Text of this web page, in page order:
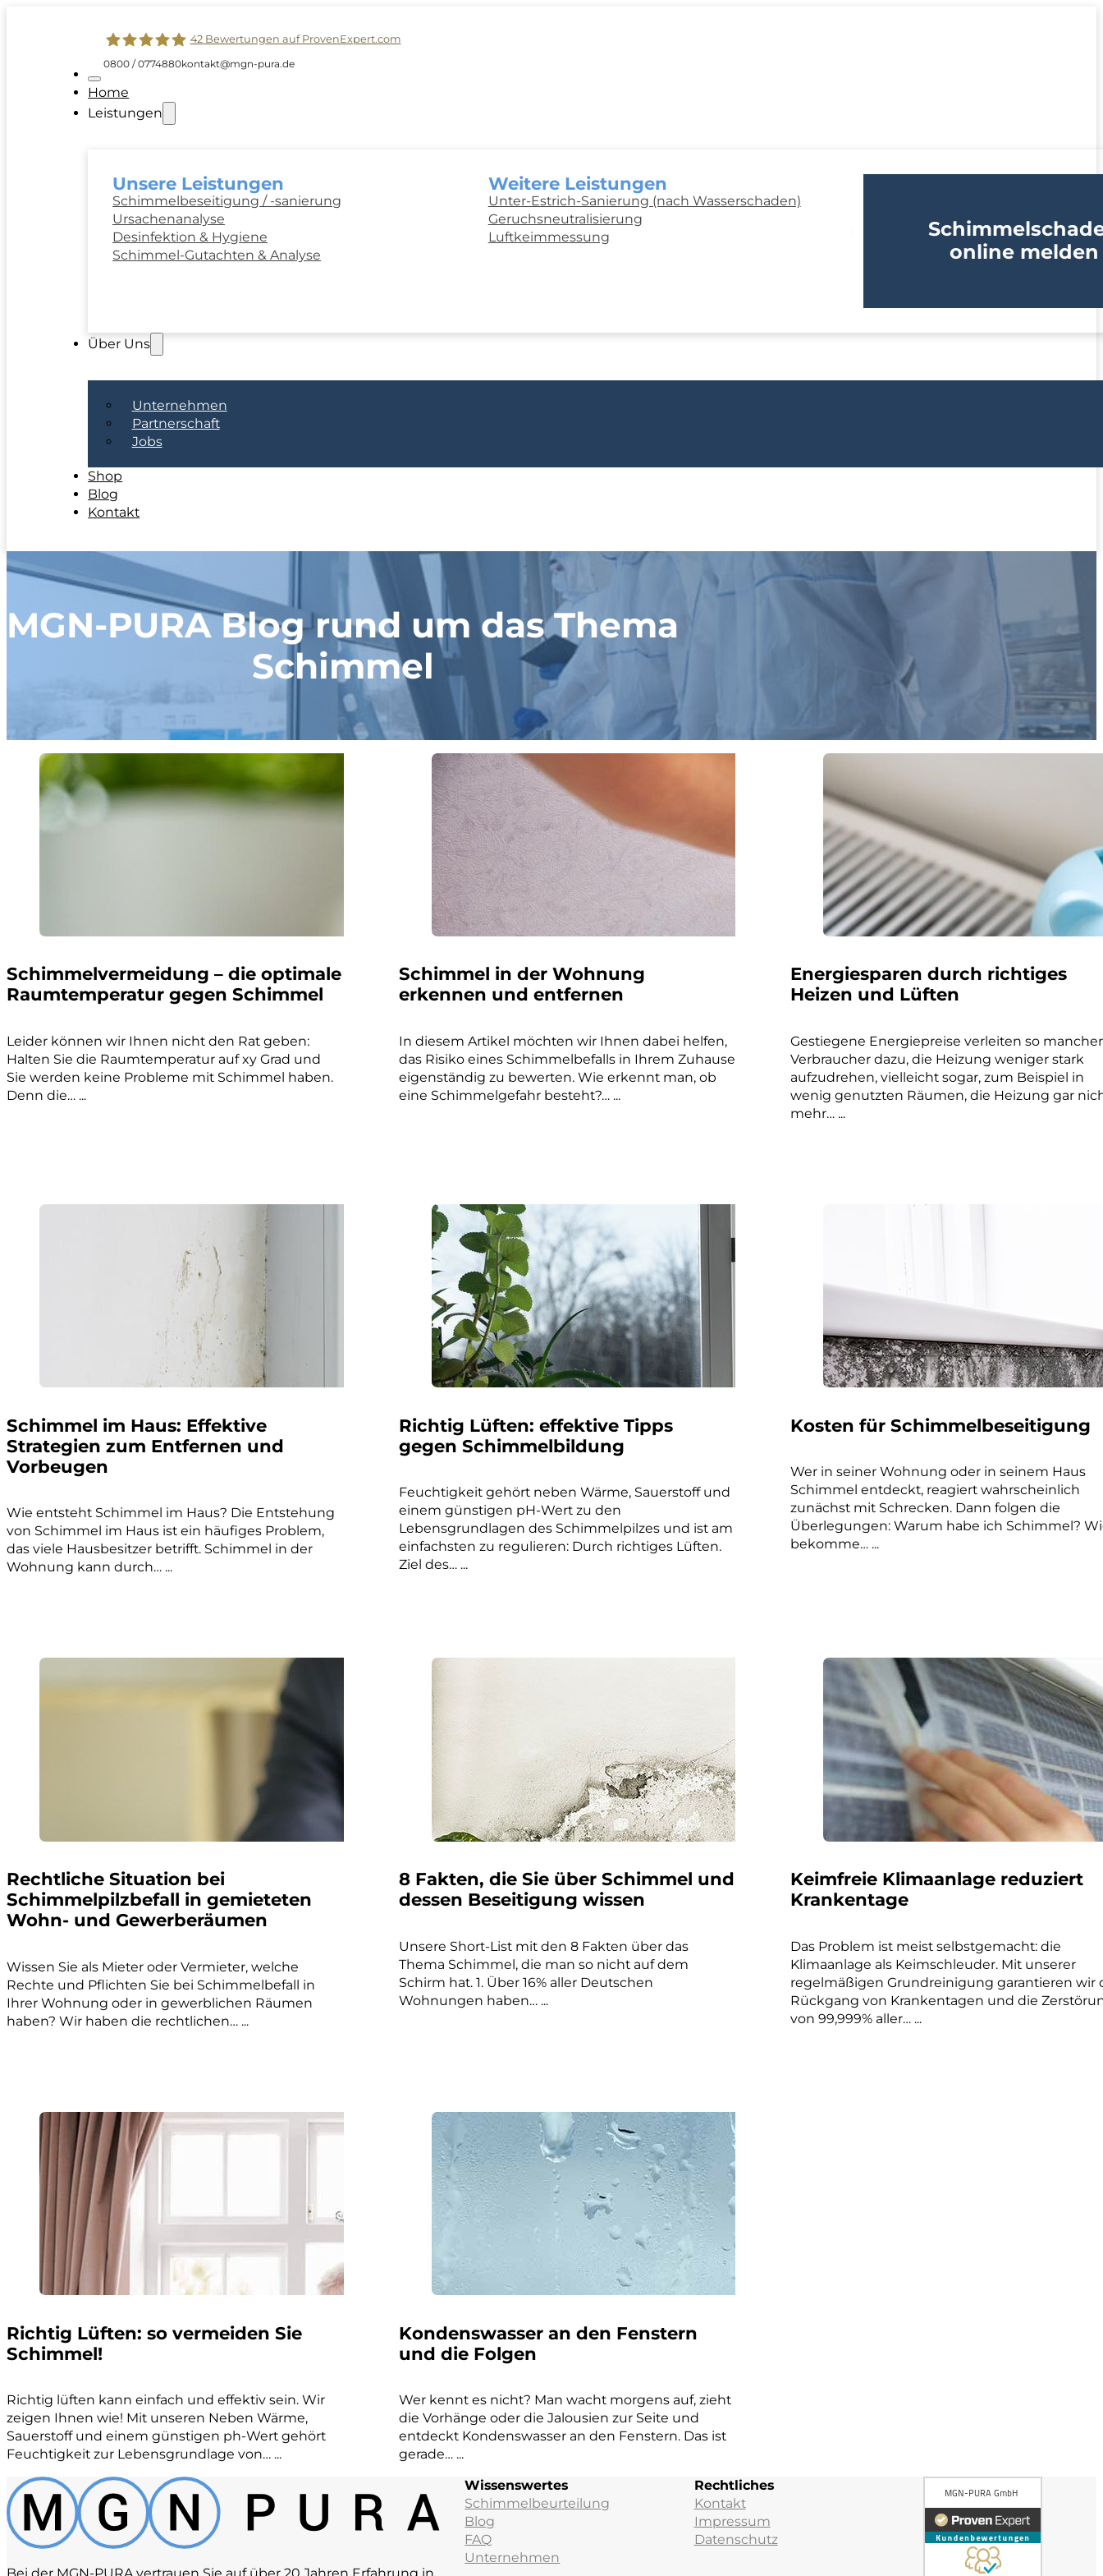
MGN-PURA GmbH
42Bewertungen auf ProvenExpert.com
0800 / 0774880kontakt@mgn-pura.de
Home
Leistungen
Unsere Leistungen
Schimmelbeseitigung / -sanierung
Ursachenanalyse
Desinfektion & Hygiene
Schimmel-Gutachten & Analyse
Weitere Leistungen
Unter-Estrich-Sanierung (nach Wasserschaden)
Geruchsneutralisierung
Luftkeimmessung
online melden
Über Uns
Unternehmen
Partnerschaft
Jobs
Shop
Blog
Kontakt
MGN-PURA Blog rund um das Thema
Schimmel
Schimmelvermeidung – die optimale
Raumtemperatur gegen Schimmel
Leider können wir Ihnen nicht den Rat geben:
Halten Sie die Raumtemperatur auf xy Grad und
Sie werden keine Probleme mit Schimmel haben.
Denn die… ...
Schimmel in der Wohnung
erkennen und entfernen
In diesem Artikel möchten wir Ihnen dabei helfen,
das Risiko eines Schimmelbefalls in Ihrem Zuhause
eigenständig zu bewerten. Wie erkennt man, ob
eine Schimmelgefahr besteht?… ...
Energiesparen durch richtiges
Heizen und Lüften
Gestiegene Energiepreise verleiten so
Verbraucher dazu, die Heizung weniger stark
aufzudrehen, vielleicht sogar, zum Beispiel in
wenig genutzten Räumen, die Heizung gar
mehr… ...
Schimmel im Haus: Effektive
Strategien zum Entfernen und
Vorbeugen
Wie entsteht Schimmel im Haus? Die Entstehung
von Schimmel im Haus ist ein häufiges Problem,
das viele Hausbesitzer betrifft. Schimmel in der
Wohnung kann durch… ...
Richtig Lüften: effektive Tipps
gegen Schimmelbildung
Feuchtigkeit gehört neben Wärme, Sauerstoff und
einem günstigen pH-Wert zu den
Lebensgrundlagen des Schimmelpilzes und ist am
einfachsten zu regulieren: Durch richtiges Lüften.
Ziel des… ...
Kosten für Schimmelbeseitigung
Wer in seiner Wohnung oder in seinem Haus
Schimmel entdeckt, reagiert wahrscheinlich
zunächst mit Schrecken. Dann folgen die
Überlegungen: Warum habe ich Schimmel?
bekomme… ...
Rechtliche Situation bei
Schimmelpilzbefall in gemieteten
Wohn- und Gewerberäumen
Wissen Sie als Mieter oder Vermieter, welche
Rechte und Pflichten Sie bei Schimmelbefall in
Ihrer Wohnung oder in gewerblichen Räumen
haben? Wir haben die rechtlichen… ...
8 Fakten, die Sie über Schimmel und
dessen Beseitigung wissen
Unsere Short-List mit den 8 Fakten über das
Thema Schimmel, die man so nicht auf dem
Schirm hat. 1. Über 16% aller Deutschen
Wohnungen haben… ...
Keimfreie Klimaanlage reduziert
Krankentage
Das Problem ist meist selbstgemacht: die
Klimaanlage als Keimschleuder. Mit unserer
regelmäßigen Grundreinigung garantieren wir
Rückgang von Krankentagen und die
von 99,999% aller… ...
Richtig Lüften: so vermeiden Sie
Schimmel!
Richtig lüften kann einfach und effektiv sein. Wir
zeigen Ihnen wie! Mit unseren Neben Wärme,
Sauerstoff und einem günstigen ph-Wert gehört
Feuchtigkeit zur Lebensgrundlage von… ...
Kondenswasser an den Fenstern
und die Folgen
Wer kennt es nicht? Man wacht morgens auf, zieht
die Vorhänge oder die Jalousien zur Seite und
entdeckt Kondenswasser an den Fenstern. Das ist
gerade… ...
Wissenswertes
Schimmelbeurteilung
Blog
FAQ
Unternehmen
Rechtliches
Kontakt
Impressum
Datenschutz